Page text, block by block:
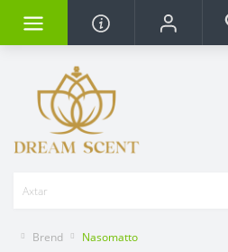
Brend Nasomatto